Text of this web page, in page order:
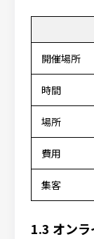
開催場所
時間
場所
費用
集客
1.3 オン